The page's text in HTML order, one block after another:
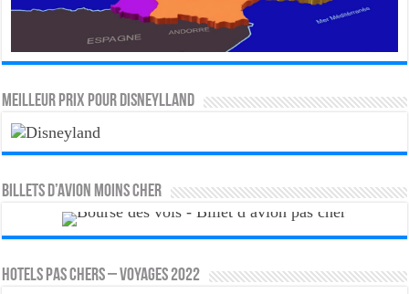
MEILLEUR PRIX POUR DISNEYLLAND
Billets d’avion moins cher
HOTELS PAS CHERS – VOYAGES 2022